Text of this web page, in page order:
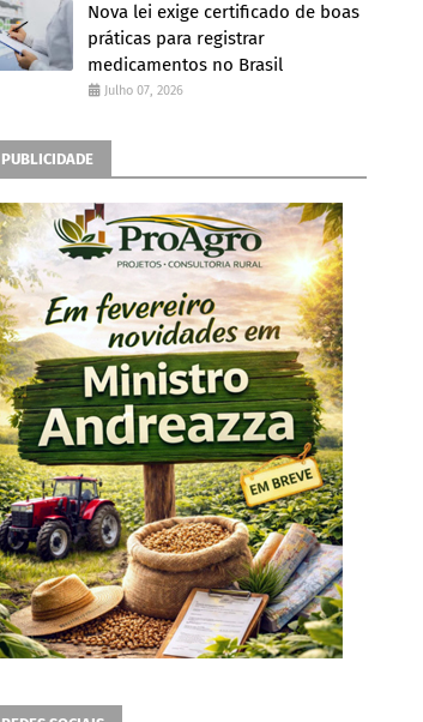
Nova lei exige certificado de boas
práticas para registrar
medicamentos no Brasil
Julho 07, 2026
PUBLICIDADE